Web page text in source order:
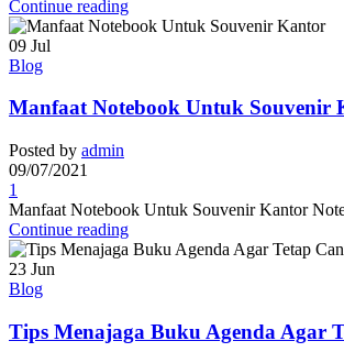
Continue reading
09 Jul
Blog
Manfaat Notebook Untuk Souvenir
Posted by admin
09/07/2021
1
Manfaat Notebook Untuk Souvenir Kantor
Continue reading
23 Jun
Blog
Tips Menajaga Buku Agenda Agar